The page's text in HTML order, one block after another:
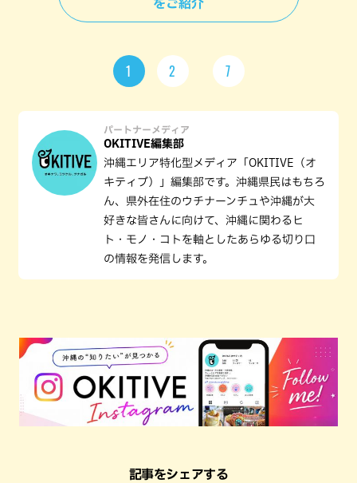
をご紹介
1 2 7
パートナーメディア
OKITIVE編集部
沖縄エリア特化型メディア「OKITIVE（オ
キティブ）」編集部です。沖縄県民はもちろ
ん、県外在住のウチナーンチュや沖縄が大
好きな皆さんに向けて、沖縄に関わるヒ
ト・モノ・コトを軸としたあらゆる切り口
の情報を発信します。
記事をシェアする